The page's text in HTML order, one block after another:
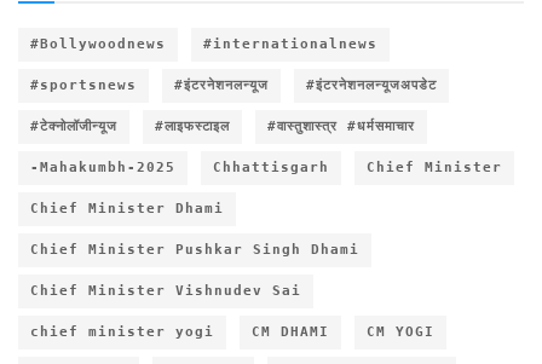
#Bollywoodnews #internationalnews
#sportsnews #इंटरनेशनलन्यूज #इंटरनेशनलन्यूजअपडेट
#टेक्नोलॉजीन्यूज #लाइफस्टाइल #वास्तुशास्त्र #धर्मसमाचार
-Mahakumbh-2025 Chhattisgarh Chief Minister
Chief Minister Dhami
Chief Minister Pushkar Singh Dhami
Chief Minister Vishnudev Sai
chief minister yogi CM DHAMI CM YOGI